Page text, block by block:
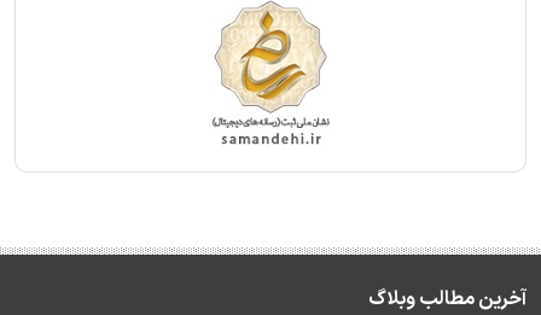
آخرین مطالب وبلاگ